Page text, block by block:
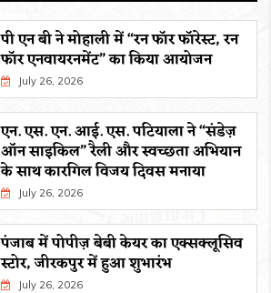
पी एन बी ने मोहाली में “रन फॉर फॉरेस्ट, रन
फॉर एनवायरनमेंट” का किया आयोजन
July 26, 2026
एन. एस. एन. आई. एस. पटियाला ने “संडेज़
ऑन साइकिल” रैली और स्वच्छता अभियान
के साथ कारगिल विजय दिवस मनाया
July 26, 2026
पंजाब में पोपीज़ बेबी केयर का एक्सक्लूसिव
स्टोर, जीरकपुर में हुआ शुभारंभ
July 26, 2026